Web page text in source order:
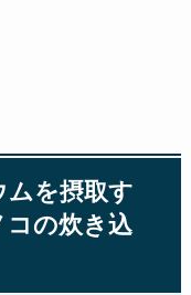
を摂取す
コの炊き込